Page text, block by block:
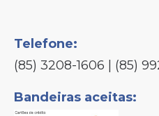
Telefone:
(85) 3208-1606 | (85)
Bandeiras aceitas: